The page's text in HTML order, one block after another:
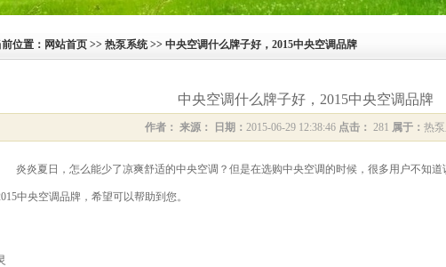
位置： 网站首页 >> 热泵系统>> 中央空调什么牌子好，2015中央空调品牌
中央空调什么牌子好，2015中央空调品牌
作者： 来源： 日期： 2015-06-29 12:38:46 点击： 281 属于： 热
炎炎夏日，怎么能少了凉爽舒适的中央空调？但是在选购中央空调的时候，很多用户不知
中央空调品牌，希望可以帮助到您。